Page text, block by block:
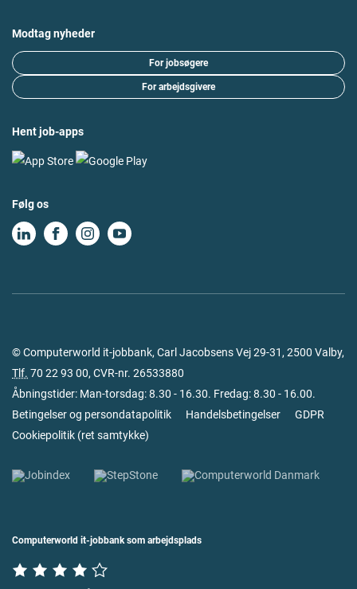
Modtag nyheder
For jobsøgere
For arbejdsgivere
Hent job-apps
Følg os
© Computerworld it-jobbank, Carl Jacobsens Vej 29-31, 2500 Valby,
Tlf. 70 22 93 00, CVR-nr. 26533880
Åbningstider: Man-torsdag: 8.30 - 16.30. Fredag: 8.30 - 16.00.
Betingelser og persondatapolitik
Handelsbetingelser
GDPR
Cookiepolitik (ret samtykke)
Computerworld it-jobbank som arbejdsplads